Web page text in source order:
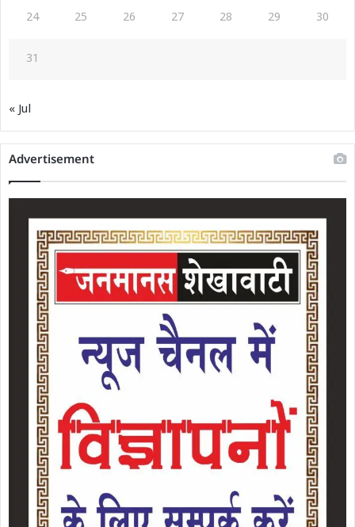
24 25 26 27 28 29 30
31
« Jul
Advertisement